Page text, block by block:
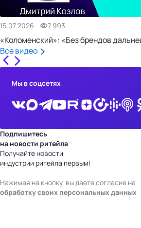
15.07.2026 7 993
«Коломенский»: «Без брендов
Все видео
Мы в соцсетях
Подпишитесь
на новости ритейла
Получайте новости
индустрии ритейла первым!
Нажимая на кнопку, вы даете согласие на
обработку своих персональных данных